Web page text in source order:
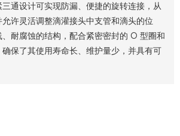
通设计可实现防漏、便捷的旋转连接，从
许灵活调整滴灌接头中支管和滴头的位
耐腐蚀的结构，配合紧密密封的 O 型圈和
保了其使用寿命长、维护量少，并具有可